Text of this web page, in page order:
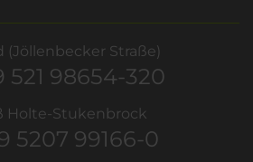
(Jöllenbecker Straße)
98654-320
Holte-Stukenbrock
5207 99166-0